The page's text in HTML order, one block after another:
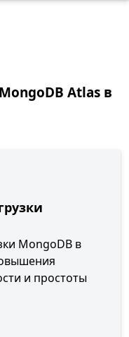
Atlas в
MongoDB в
и простоты